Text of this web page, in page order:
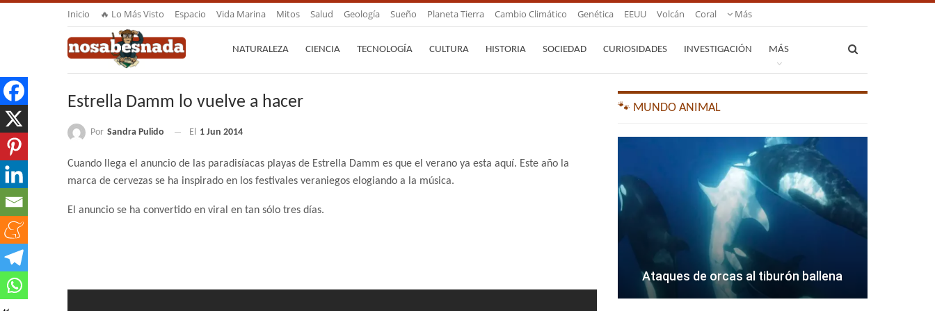
Inicio 🔥 Lo Más Visto Espacio Vida Marina Mitos Salud Geología Sueño Planeta Tierra Cambio Climático Genética EEUU Volcán Coral Más
NATURALEZA CIENCIA TECNOLOGÍA CULTURA HISTORIA SOCIEDAD CURIOSIDADES INVESTIGACIÓN MÁS
Estrella Damm lo vuelve a hacer
Por Sandra Pulido El 1 Jun 2014
Cuando llega el anuncio de las paradisíacas playas de Estrella Damm es que el verano ya esta aquí. Este año la
marca de cervezas se ha inspirado en los festivales veraniegos elogiando a la música.
El anuncio se ha convertido en viral en tan sólo tres días.
🐾 MUNDO ANIMAL
Ataques de orcas al tiburón ballena